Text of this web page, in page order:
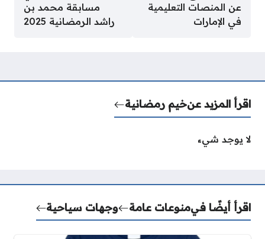
عن المنصات التعليمية
في الإمارات
مسابقة محمد بن
راشد الرمضانية 2025
اقرأ المزيد عنخيم رمضانية
لا يوجد شيء
اقرأ أيضًا فيمنوعات عامة وجهات سياحية